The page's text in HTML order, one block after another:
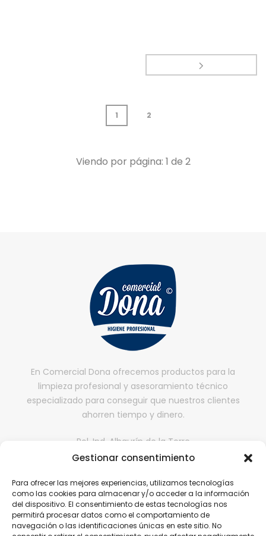
Gestionar consentimiento
Para ofrecer las mejores experiencias, utilizamos tecnologías
como las cookies para almacenar y/o acceder a la información
del dispositivo. El consentimiento de estas tecnologías nos
permitirá procesar datos como el comportamiento de
navegación o las identificaciones únicas en este sitio. No
1 2
Viendo por página: 1 de 2
En Comercial Dona ofrecemos productos para la
limpieza profesional y asesoramiento técnico
especializado para conseguir que nuestros clientes
ahorren tiempo y dinero.
Pol. Ind. Alhaurín de la Torre
II fase, Nave 65,
comercialdona@gmail.com
952 416 199 | 646 608 584